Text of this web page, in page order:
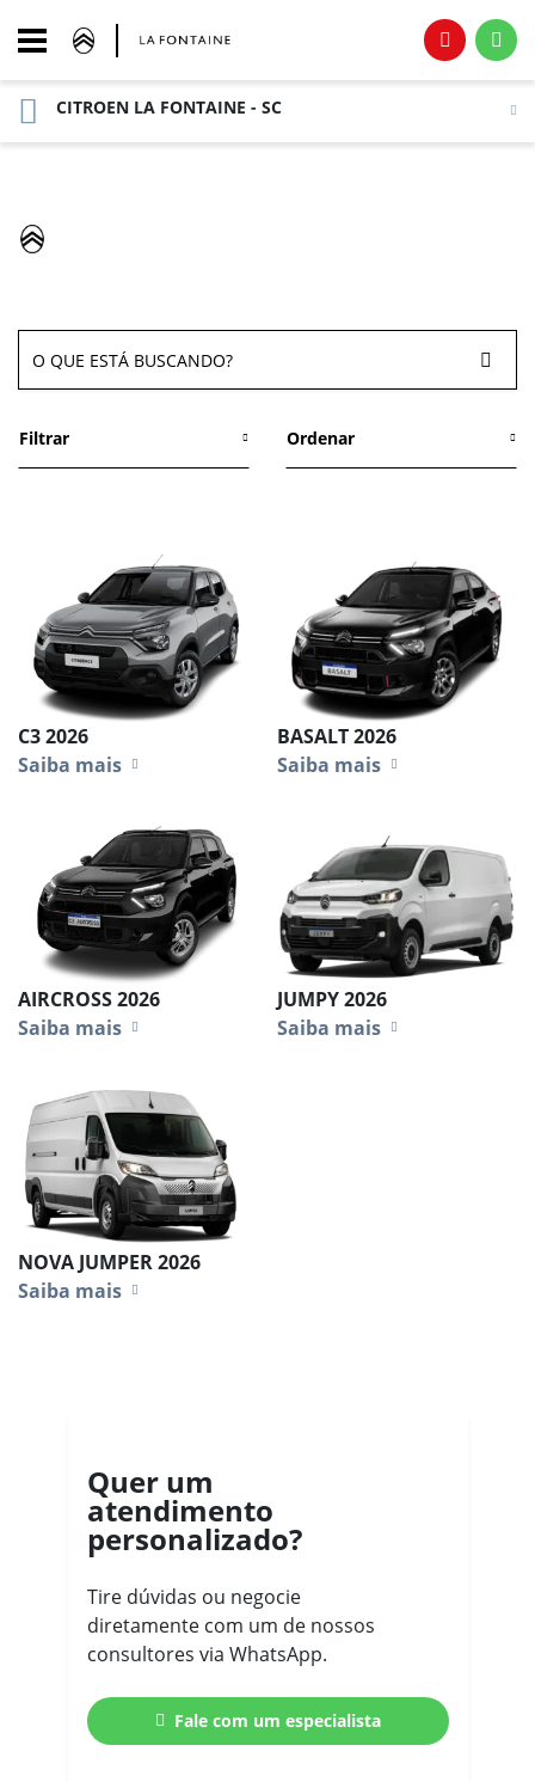
CITROEN LA FONTAINE - SC
Filtrar Ordenar
C3 2026
Saiba mais
BASALT 2026
Saiba mais
AIRCROSS 2026
Saiba mais
JUMPY 2026
Saiba mais
NOVA JUMPER 2026
Saiba mais
Quer um
atendimento
personalizado?
Tire dúvidas ou negocie
diretamente com um de nossos
consultores via WhatsApp.
Fale com um especialista